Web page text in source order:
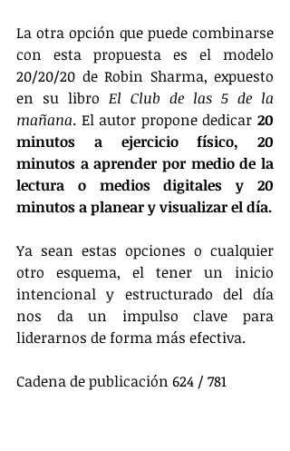
La otra opción que puede combinarse
con esta propuesta es el modelo
20/20/20 de Robin Sharma, expuesto
en su libro El Club de las 5 de la
mañana. El autor propone dedicar 20
minutos a ejercicio físico, 20
minutos a aprender por medio de la
lectura o medios digitales y 20
minutos a planear y visualizar el día.
Ya sean estas opciones o cualquier
otro esquema, el tener un inicio
intencional y estructurado del día
nos da un impulso clave para
liderarnos de forma más efectiva.
Cadena de publicación 624 / 781